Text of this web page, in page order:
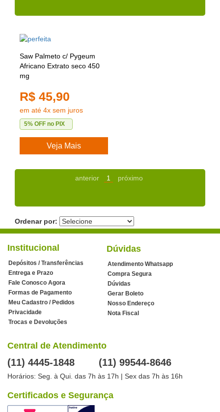
Saw Palmeto c/ Pygeum
Africano Extrato seco 450
mg
R$ 45,90
em até 4x sem juros
5% OFF no PIX
Veja Mais
anterior 1 próximo
Ordenar por:
Institucional
Depósitos / Transferências
Entrega e Prazo
Fale Conosco Agora
Formas de Pagamento
Meu Cadastro / Pedidos
Privacidade
Trocas e Devoluções
Dúvidas
Atendimento Whatsapp
Compra Segura
Dúvidas
Gerar Boleto
Nosso Endereço
Nota Fiscal
Central de Atendimento
(11) 4445-1848 (11) 99544-8646
Horários: Seg. à Qui. das 7h às 17h | Sex das 7h às 16h
Certificados e Segurança